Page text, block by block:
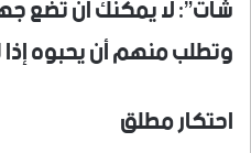
شات”: لا يمكنك أن تضع
وتطلب منهم أن يحبوه
احتكار مطلق